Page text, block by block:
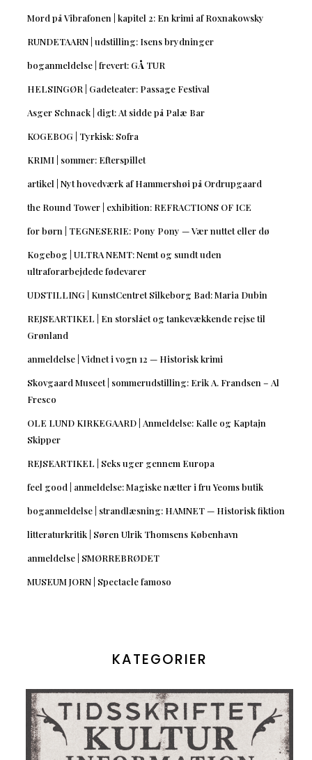
Mord på Vibrafonen | kapitel 2: En krimi af Roxnakowsky
RUNDETAARN | udstilling: Isens brydninger
boganmeldelse | frevert: GÅ TUR
HELSINGØR | Gadeteater: Passage Festival
Asger Schnack | digt: At sidde på Palæ Bar
KOGEBOG | Tyrkisk: Sofra
KRIMI | sommer: Efterspillet
artikel | Nyt hovedværk af Hammershøi på Ordrupgaard
the Round Tower | exhibition: REFRACTIONS OF ICE
for børn | TEGNESERIE: Pony Pony — Vær nuttet eller dø
Kogebog | ULTRA NEMT: Nemt og sundt uden
ultraforarbejdede fødevarer
UDSTILLING | KunstCentret Silkeborg Bad: Maria Dubin
REJSEARTIKEL | En storslået og tankevækkende rejse til
Grønland
anmeldelse | Vidnet i vogn 12 — Historisk krimi
Skovgaard Museet | sommerudstilling: Erik A. Frandsen – Al
Fresco
OLE LUND KIRKEGAARD | Anmeldelse: Kalle og Kaptajn
Skipper
REJSEARTIKEL | Seks uger gennem Europa
feel good | anmeldelse: Magiske nætter i fru Yeoms butik
boganmeldelse | strandlæsning: HAMNET — Historisk fiktion
litteraturkritik | Søren Ulrik Thomsens København
anmeldelse | SMØRREBRØDET
MUSEUM JORN | Spectacle famoso
KATEGORIER